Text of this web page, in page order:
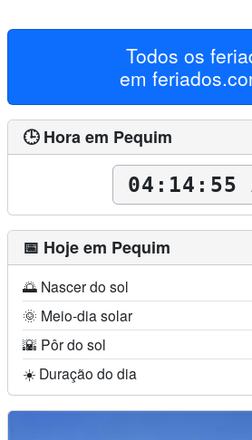
Todos os
em
🕒 Hora em Pequim
04:14:56
📅 Hoje em Pequim
🌅 Nascer do sol
🌞 Meio-dia solar
🌇 Pôr do sol
☀️ Duração do dia